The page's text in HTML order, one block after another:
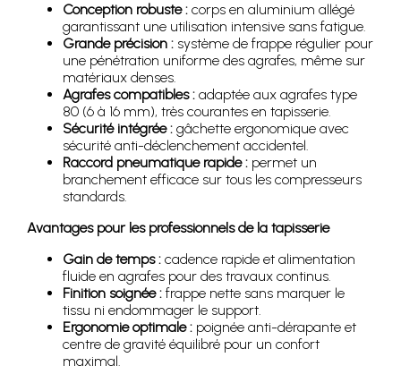
Conception robuste : corps en aluminium allégé
garantissant une utilisation intensive sans fatigue.
Grande précision : système de frappe régulier pour
une pénétration uniforme des agrafes, même sur
matériaux denses.
Agrafes compatibles : adaptée aux agrafes type
80 (6 à 16 mm), très courantes en tapisserie.
Sécurité intégrée : gâchette ergonomique avec
sécurité anti-déclenchement accidentel.
Raccord pneumatique rapide : permet un
branchement efficace sur tous les compresseurs
standards.
Avantages pour les professionnels de la tapisserie
Gain de temps : cadence rapide et alimentation
fluide en agrafes pour des travaux continus.
Finition soignée : frappe nette sans marquer le
tissu ni endommager le support.
Ergonomie optimale : poignée anti-dérapante et
centre de gravité équilibré pour un confort
maximal.